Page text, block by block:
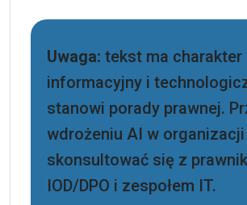
Uwaga: tekst ma charakter
informacyjny i
stanowi porady prawnej.
wdrożeniu AI w
skonsultować się z
IOD/DPO i zespołem IT.